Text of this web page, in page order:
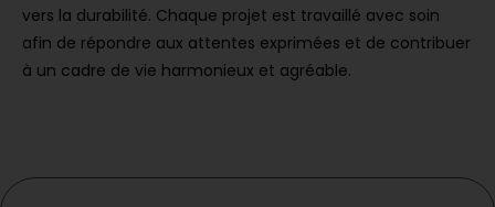
vers la durabilité. Chaque projet est travaillé avec soin
afin de répondre aux attentes exprimées et de contribuer
à un cadre de vie harmonieux et agréable.